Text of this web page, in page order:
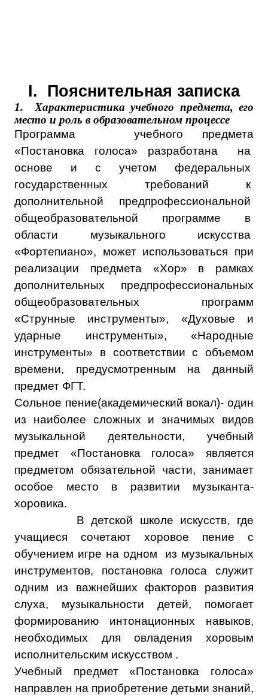
I. Пояснительная записка
1.
Характеристика учебного предмета, его
место и роль в образовательном процессе
Программа учебного предмета
«Постановка голоса» разработана на
основе и с учетом федеральных
государственных требований к
дополнительной предпрофессиональной
общеобразовательной программе в
области музыкального искусства
«Фортепиано», может использоваться при
реализации предмета «Хор» в рамках
дополнительных предпрофессиональных
общеобразовательных программ
«Струнные инструменты», «Духовые и
ударные инструменты», «Народные
инструменты» в соответствии с объемом
времени, предусмотренным на данный
предмет ФГТ.
Сольное пение(академический вокал)- один
из наиболее сложных и значимых видов
музыкальной деятельности, учебный
предмет «Постановка голоса» является
предметом обязательной части, занимает
особое место в развитии музыканта-
хоровика.
В детской школе искусств, где
учащиеся сочетают хоровое пение с
обучением игре на одном из музыкальных
инструментов, постановка голоса служит
одним из важнейших факторов развития
слуха, музыкальности детей, помогает
формированию интонационных навыков,
необходимых для овладения хоровым
исполнительским искусством .
Учебный предмет «Постановка голоса»
направлен на приобретение детьми знаний,